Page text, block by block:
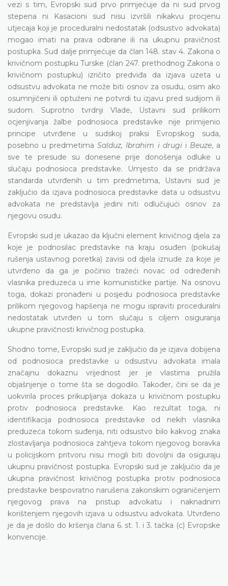
vezi s tim, Evropski sud prvo primjećuje da ni sud prvog
stepena ni Kasacioni sud nisu izvršili nikakvu procjenu
utjecaja koji je proceduralni nedostatak (odsustvo advokata)
mogao imati na prava odbrane ili na ukupnu pravičnost
postupka. Sud dalje primjećuje da član 148. stav 4. Zakona o
krivičnom postupku Turske (član 247. prethodnog Zakona o
krivičnom postupku) izričito predviđa da izjava uzeta u
odsustvu advokata ne može biti osnov za osudu, osim ako
osumnjičeni ili optuženi ne potvrdi tu izjavu pred sudijom ili
sudom. Suprotno tvrdnji Vlade, Ustavni sud prilikom
ocjenjivanja žalbe podnosioca predstavke nije primijenio
principe utvrđene u sudskoj praksi Evropskog suda,
posebno u predmetimaSalduz, Ibrahim i drugii Beuze, a
sve te presude su donesene prije donošenja odluke u
slučaju podnosioca predstavke. Umjesto da se pridržava
standarda utvrđenih u tim predmetima, Ustavni sud je
zaključio da izjava podnosioca predstavke data u odsustvu
advokata ne predstavlja jedini niti odlučujući osnov za
njegovu osudu.
Evropski sud je ukazao da ključni element krivičnog djela za
koje je podnosilac predstavke na kraju osuđen (pokušaj
rušenja ustavnog poretka) zavisi od djela iznude za koje je
utvrđeno da ga je počinio tražeći novac od određenih
vlasnika preduzeća u ime komunističke partije. Na osnovu
toga, dokazi pronađeni u posjedu podnosioca predstavke
prilikom njegovog hapšenja ne mogu ispraviti proceduralni
nedostatak utvrđen u tom slučaju s ciljem osiguranja
ukupne pravičnosti krivičnog postupka.
Shodno tome, Evropski sud je zaključio da je izjava dobijena
od podnosioca predstavke u odsustvu advokata imala
značajnu dokaznu vrijednost jer je vlastima pružila
objašnjenje o tome šta se dogodilo. Također, čini se da je
uokvirila proces prikupljanja dokaza u krivičnom postupku
protiv podnosioca predstavke. Kao rezultat toga, ni
identifikacija podnosioca predstavke od nekih vlasnika
preduzeća tokom suđenja, niti odsustvo bilo kakvog znaka
zlostavljanja podnosioca zahtjeva tokom njegovog boravka
u policijskom pritvoru nisu mogli biti dovoljni da osiguraju
ukupnu pravičnost postupka. Evropski sud je zaključio da je
ukupna pravičnost krivičnog postupka protiv podnosioca
predstavke bespovratno narušena zakonskim ograničenjem
njegovog prava na pristup advokatu i naknadnim
korištenjem njegovih izjava u odsustvu advokata. Utvrđeno
je da je došlo do kršenja člana 6. st. 1. i 3. tačka (c) Evropske
konvencije.